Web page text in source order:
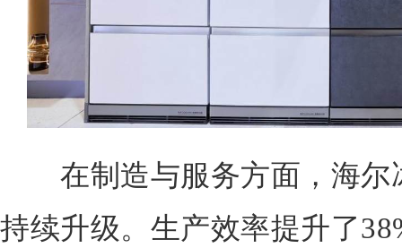
在制造与服务方面，海尔
持续升级。生产效率提升了